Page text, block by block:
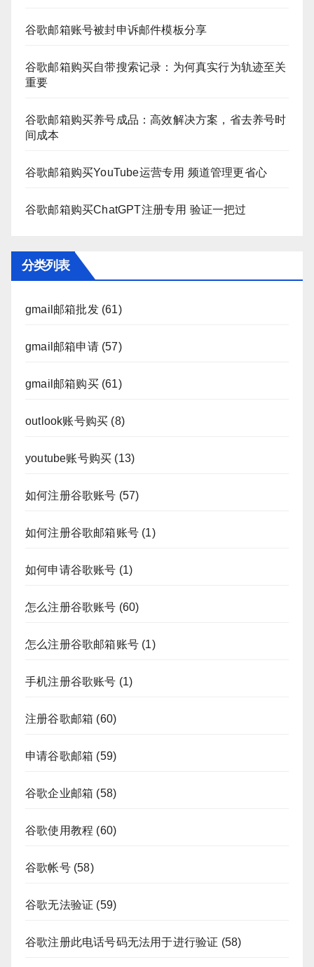
谷歌邮箱账号被封申诉邮件模板分享
谷歌邮箱购买自带搜索记录：为何真实行为轨迹至关
重要
谷歌邮箱购买养号成品：高效解决方案，省去养号时
间成本
谷歌邮箱购买YouTube运营专用 频道管理更省心
谷歌邮箱购买ChatGPT注册专用 验证一把过
分类列表
gmail邮箱批发(61)
gmail邮箱申请(57)
gmail邮箱购买(61)
outlook账号购买 (8)
youtube账号购买 (13)
如何注册谷歌账号 (57)
如何注册谷歌邮箱账号 (1)
如何申请谷歌账号 (1)
怎么注册谷歌账号 (60)
怎么注册谷歌邮箱账号 (1)
手机注册谷歌账号 (1)
注册谷歌邮箱 (60)
申请谷歌邮箱 (59)
谷歌企业邮箱 (58)
谷歌使用教程 (60)
谷歌帐号(58)
谷歌无法验证 (59)
谷歌注册此电话号码无法用于进行验证 (58)